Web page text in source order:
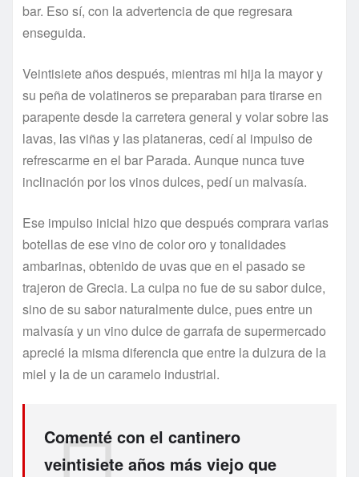
bar. Eso sí, con la advertencia de que regresara
enseguida.
Veintisiete años después, mientras mi hija la mayor y
su peña de volatineros se preparaban para tirarse en
parapente desde la carretera general y volar sobre las
lavas, las viñas y las plataneras, cedí al impulso de
refrescarme en el bar Parada. Aunque nunca tuve
inclinación por los vinos dulces, pedí un malvasía.
Ese impulso inicial hizo que después comprara varias
botellas de ese vino de color oro y tonalidades
ambarinas, obtenido de uvas que en el pasado se
trajeron de Grecia. La culpa no fue de su sabor dulce,
sino de su sabor naturalmente dulce, pues entre un
malvasía y un vino dulce de garrafa de supermercado
aprecié la misma diferencia que entre la dulzura de la
miel y la de un caramelo industrial.
Comenté con el cantinero
veintisiete años más viejo que